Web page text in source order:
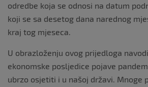
odredbe koja se odnosi na datum
koji se sa desetog dana narednog
kraj tog mjeseca.
U obrazloženju ovog prijedloga
ekonomske posljedice pojave
ubrzo osjetiti i u našoj državi. Mnoge